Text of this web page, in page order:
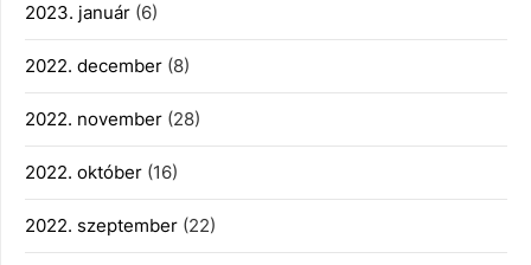
2023. január (6)
2022. december (8)
2022. november (28)
2022. október (16)
2022. szeptember (22)